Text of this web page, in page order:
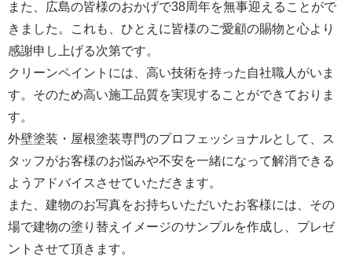
また、広島の皆様のおかげで38周年を無事迎えることがで
きました。これも、ひとえに皆様のご愛顧の賜物と心より
感謝申し上げる次第です。
クリーンペイントには、高い技術を持った自社職人がいま
す。そのため高い施工品質を実現することができておりま
す。
外壁塗装・屋根塗装専門のプロフェッショナルとして、ス
タッフがお客様のお悩みや不安を一緒になって解消できる
ようアドバイスさせていただきます。
また、建物のお写真をお持ちいただいたお客様には、その
場で建物の塗り替えイメージのサンプルを作成し、プレゼ
ントさせて頂きます。